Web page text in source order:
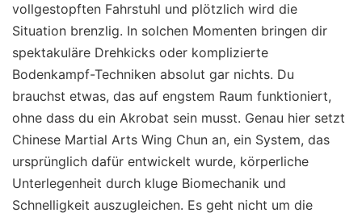
vollgestopften Fahrstuhl und plötzlich wird die
Situation brenzlig. In solchen Momenten bringen dir
spektakuläre Drehkicks oder komplizierte
Bodenkampf-Techniken absolut gar nichts. Du
brauchst etwas, das auf engstem Raum funktioniert,
ohne dass du ein Akrobat sein musst. Genau hier setzt
Chinese Martial Arts Wing Chun an, ein System, das
ursprünglich dafür entwickelt wurde, körperliche
Unterlegenheit durch kluge Biomechanik und
Schnelligkeit auszugleichen. Es geht nicht um die